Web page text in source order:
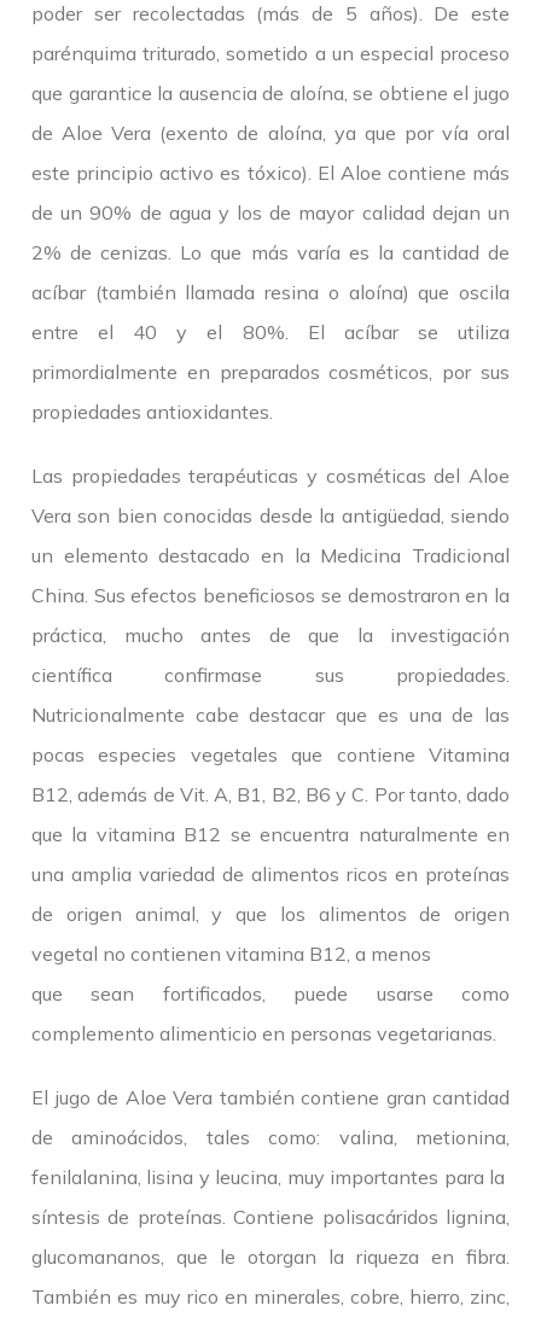
poder ser recolectadas (más de 5 años). De este
parénquima triturado, sometido a un especial proceso
que garantice la ausencia de aloína, se obtiene el jugo
de Aloe Vera (exento de aloína, ya que por vía oral
este principio activo es tóxico). El Aloe contiene más
de un 90% de agua y los de mayor calidad dejan un
2% de cenizas. Lo que más varía es la cantidad de
acíbar (también llamada resina o aloína) que oscila
entre el 40 y el 80%. El acíbar se utiliza
primordialmente en preparados cosméticos, por sus
propiedades antioxidantes.
Las propiedades terapéuticas y cosméticas del Aloe
Vera son bien conocidas desde la antigüedad, siendo
un elemento destacado en la Medicina Tradicional
China. Sus efectos beneficiosos se demostraron en la
práctica, mucho antes de que la investigación
científica confirmase sus propiedades.
Nutricionalmente cabe destacar que es una de las
pocas especies vegetales que contiene Vitamina
B12, además de Vit. A, B1, B2, B6 y C. Por tanto, dado
que la vitamina B12 se encuentra naturalmente en
una amplia variedad de alimentos ricos en proteínas
de origen animal, y que los alimentos de origen
vegetal no contienen vitamina B12, a menos
que sean fortificados, puede usarse como
complemento alimenticio en personas vegetarianas.
El jugo de Aloe Vera también contiene gran cantidad
de aminoácidos, tales como: valina, metionina,
fenilalanina, lisina y leucina, muy importantes para la
síntesis de proteínas. Contiene polisacáridos lignina,
glucomananos, que le otorgan la riqueza en fibra.
También es muy rico en minerales, cobre, hierro, zinc,